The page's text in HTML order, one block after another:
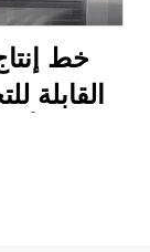
القابلة